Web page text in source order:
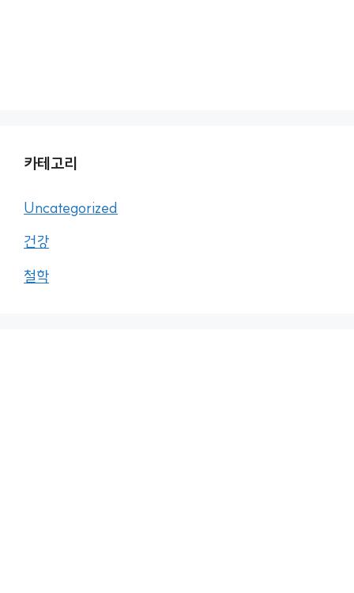
카테고리
Uncategorized
건강
철학